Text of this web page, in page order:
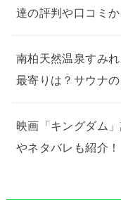
達の評判や口コミ
南柏天然温泉すみ
最寄りは？サウナの
映画「キングダム
やネタバレも紹介！